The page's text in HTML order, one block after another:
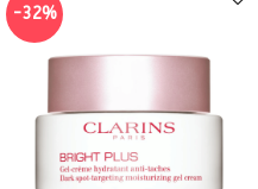
-32%